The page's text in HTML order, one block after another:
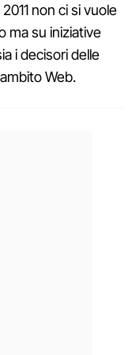
non ci si vuole
ma su iniziative
i decisori delle
Web.